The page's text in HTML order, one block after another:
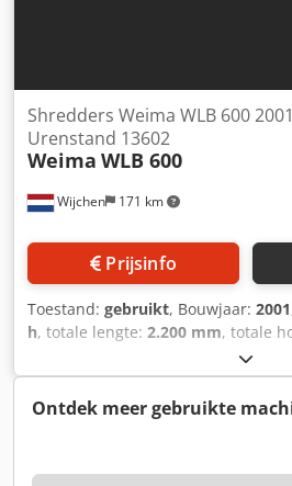
Wijchen 171 km
Shredders Weima WLB 600 2001
Urenstand 13602
Weima WLB 600
Prijsinfo
Toestand: gebruikt, Bouwjaar: 2001
h, totale lengte: 2.200 mm, totale
, Kleur: Rood
Prijs: Op aanvraag -
- └ Omschrijving: 400 volt opname
Bouwjaar: 2001 - Documentatie
documentatie:
aanwezig: Ja - CE certificaat
Ontdek meer gebruikte